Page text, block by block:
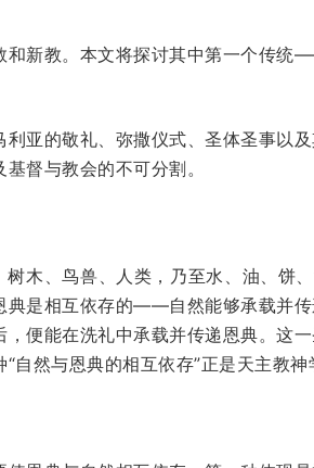
新教。本文将探讨其中第一个传
亚的敬礼、弥撒仪式、圣体圣事以
督与教会的不可分割。
木、鸟兽、人类，乃至水、油、饼
典是相互依存的——自然能够承载并
便能在洗礼中承载并传递恩典。这
然与恩典的相互依存”正是天主教神